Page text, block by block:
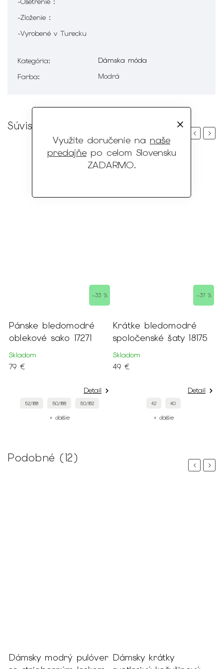
Využite doručenie na naše
predajňepo celom Slovensku
ZADARMO.
-Zloženie :
-Vyrobené v Turecku
Kategória:
Dámska móda
Farba: Modrá
Súvisiaci tovar
Previous
–33 %
Pánske bledomodré
oblekové sako 17271
Skladom
79 €
Detail
52/188 50/188 50/182
+ ďalšie
–37 %
Krátke bledomodré
spoločenské šaty 18175
Skladom
49 €
Detail
42 40
+ ďalšie
Next
Podobné (12)
Previous
Dámsky modrý pulóver Dámsky krátky
Next